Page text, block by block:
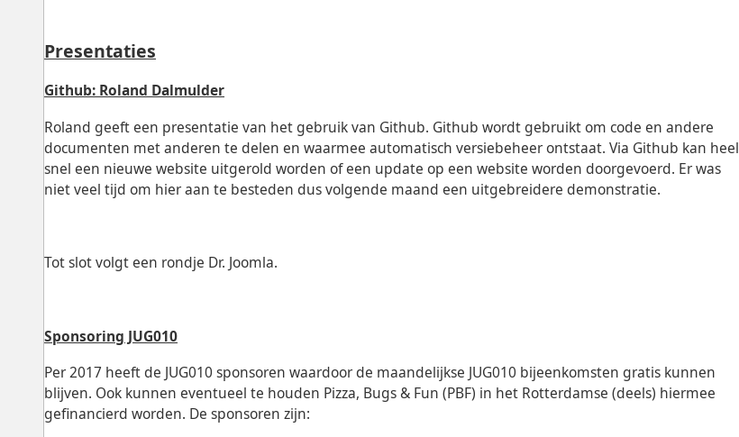
Presentaties
Github: Roland Dalmulder
Roland geeft een presentatie van het gebruik van Github. Github wordt gebruikt om code en andere
documenten met anderen te delen en waarmee automatisch versiebeheer ontstaat. Via Github kan heel
snel een nieuwe website uitgerold worden of een update op een website worden doorgevoerd. Er was
niet veel tijd om hier aan te besteden dus volgende maand een uitgebreidere demonstratie.
Tot slot volgt een rondje Dr. Joomla.
Sponsoring JUG010
Per 2017 heeft de JUG010 sponsoren waardoor de maandelijkse JUG010 bijeenkomsten gratis kunnen
blijven. Ook kunnen eventueel te houden Pizza, Bugs & Fun (PBF) in het Rotterdamse (deels) hiermee
gefinancierd worden. De sponsoren zijn: